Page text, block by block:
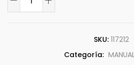
SKU: 117212
Categoría: